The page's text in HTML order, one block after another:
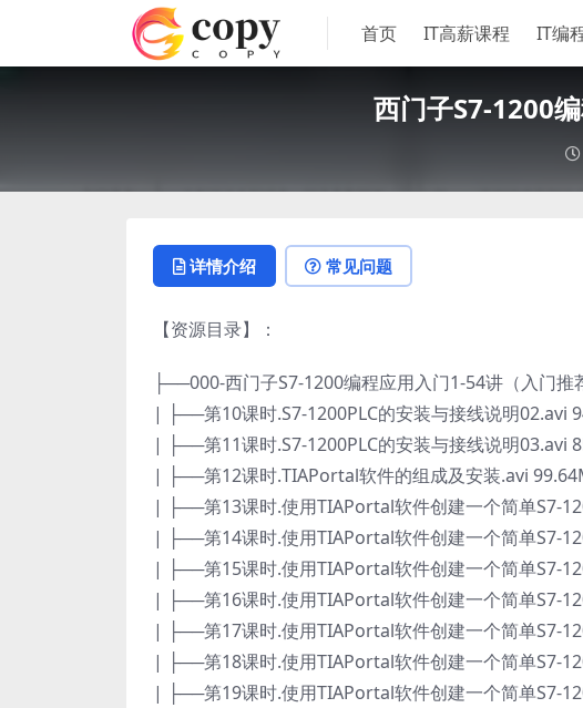
首页 IT高薪课程 IT编
西门子S7-1200
详情介绍 常见问题
【资源目录】：
├──000-西门子S7-1200编程应用入门1-54讲（入门推
| ├──第10课时.S7-1200PLC的安装与接线说明02.avi
| ├──第11课时.S7-1200PLC的安装与接线说明03.avi
| ├──第12课时.TIAPortal软件的组成及安装.avi
| ├──第13课时.使用TIAPortal软件创建一个简单S7-
| ├──第14课时.使用TIAPortal软件创建一个简单S7-
| ├──第15课时.使用TIAPortal软件创建一个简单S7-
| ├──第16课时.使用TIAPortal软件创建一个简单S7-
| ├──第17课时.使用TIAPortal软件创建一个简单S7-
| ├──第18课时.使用TIAPortal软件创建一个简单S7-
| ├──第19课时.使用TIAPortal软件创建一个简单S7-